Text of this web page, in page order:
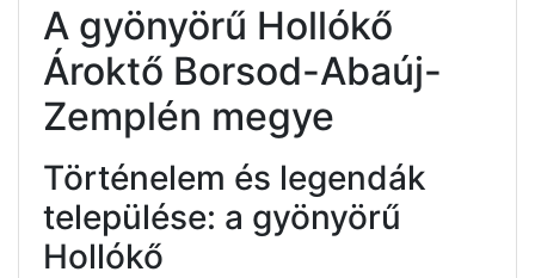
A gyönyörű Hollókő
Ároktő Borsod-Abaúj-
Zemplén megye
Történelem és legendák
települése: a gyönyörű
Hollókő